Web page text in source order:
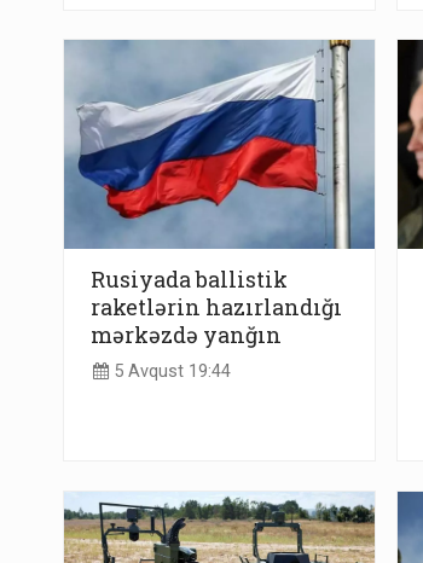
Rusiyada ballistik
raketlərin hazırlandığı
mərkəzdə yanğın
5 Avqust 19:44